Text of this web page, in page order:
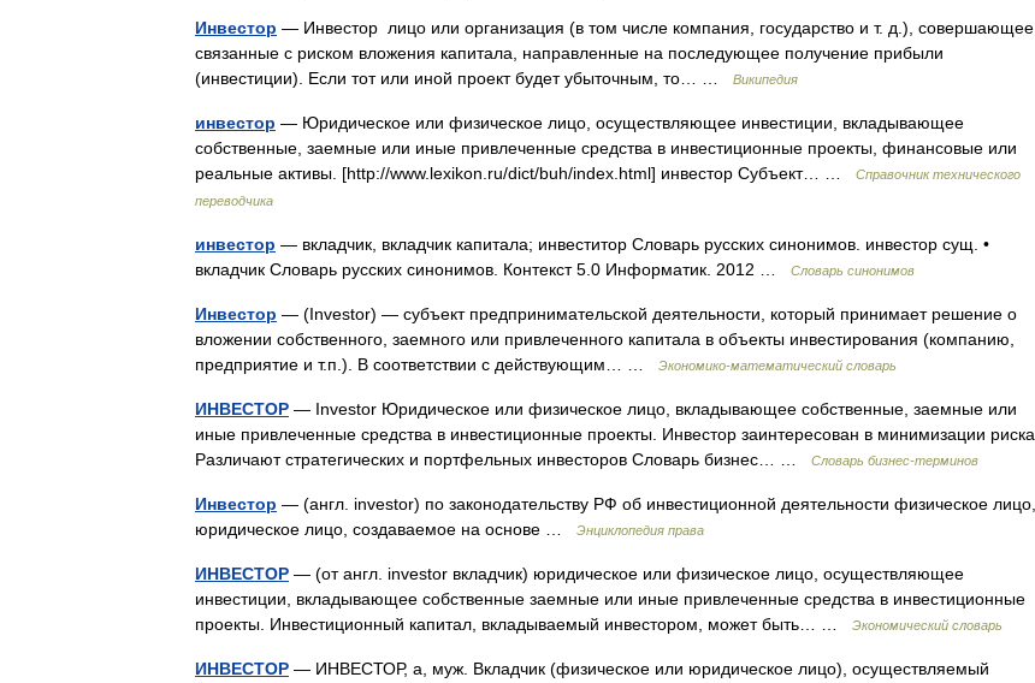
Инвестор — Инвестор лицо или организация (в том числе компания, государство и т. д.), совершающее
связанные с риском вложения капитала, направленные на последующее получение прибыли
(инвестиции). Если тот или иной проект будет убыточным, то… …
Википедия
инвестор — Юридическое или физическое лицо, осуществляющее инвестиции, вкладывающее
собственные, заемные или иные привлеченные средства в инвестиционные проекты, финансовые или
реальные активы. [http://www.lexikon.ru/dict/buh/index.html] инвестор Субъект… …
Справочник технического
переводчика
инвестор — вкладчик, вкладчик капитала; инвеститор Словарь русских синонимов. инвестор сущ. •
вкладчик Словарь русских синонимов. Контекст 5.0 Информатик. 2012 …
Словарь синонимов
Инвестор — (Investor) — субъект предпринимательской деятельности, который принимает решение о
вложении собственного, заемного или привлеченного капитала в объекты инвестирования (компанию,
предприятие и т.п.). В соответствии с действующим… …
Экономико-математический словарь
ИНВЕСТОР — Investor Юридическое или физическое лицо, вкладывающее собственные, заемные или
иные привлеченные средства в инвестиционные проекты. Инвестор заинтересован в минимизации риска.
Различают стратегических и портфельных инвесторов Словарь бизнес… …
Словарь бизнес-терминов
Инвестор — (англ. investor) по законодательству РФ об инвестиционной деятельности физическое лицо,
юридическое лицо, создаваемое на основе …
Энциклопедия права
ИНВЕСТОР — (от англ. investor вкладчик) юридическое или физическое лицо, осуществляющее
инвестиции, вкладывающее собственные заемные или иные привлеченные средства в инвестиционные
проекты. Инвестиционный капитал, вкладываемый инвестором, может быть… …
Экономический словарь
ИНВЕСТОР — ИНВЕСТОР, а, муж. Вкладчик (физическое или юридическое лицо), осуществляемый